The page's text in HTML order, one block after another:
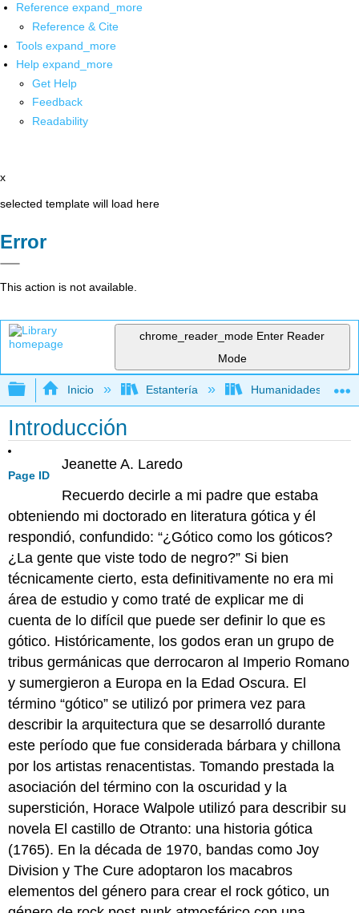
Reference expand_more
Reference & Cite
Tools expand_more
Help expand_more
Get Help
Feedback
Readability
x
selected template will load here
Error
This action is not available.
chrome_reader_mode Enter Reader
Mode
Expandir/contraer jerarquía global
Inicio Estantería Humanidades
Introducción
Page ID
Jeanette A. Laredo
Recuerdo decirle a mi padre que estaba
obteniendo mi doctorado en literatura gótica y él
respondió, confundido: “¿Gótico como los góticos?
¿La gente que viste todo de negro?” Si bien
técnicamente cierto, esta definitivamente no era mi
área de estudio y como traté de explicar me di
cuenta de lo difícil que puede ser definir lo que es
gótico. Históricamente, los godos eran un grupo de
tribus germánicas que derrocaron al Imperio Romano
y sumergieron a Europa en la Edad Oscura. El
término “gótico” se utilizó por primera vez para
describir la arquitectura que se desarrolló durante
este período que fue considerada bárbara y chillona
por los artistas renacentistas. Tomando prestada la
asociación del término con la oscuridad y la
superstición, Horace Walpole utilizó para describir su
novela El castillo de Otranto: una historia gótica
(1765). En la década de 1970, bandas como Joy
Division y The Cure adoptaron los macabros
elementos del género para crear el rock gótico, un